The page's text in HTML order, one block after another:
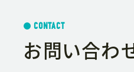
CONTACT
お問い合わ